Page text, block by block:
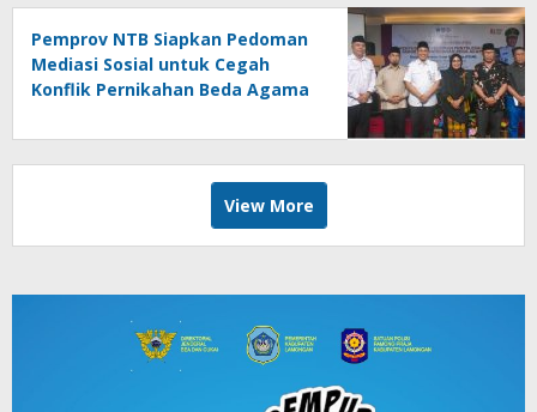
Pemprov NTB Siapkan Pedoman
Mediasi Sosial untuk Cegah
Konflik Pernikahan Beda Agama
View More